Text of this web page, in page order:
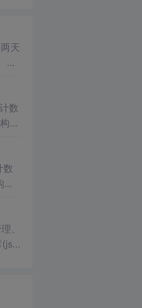
天
数
相
数
(js